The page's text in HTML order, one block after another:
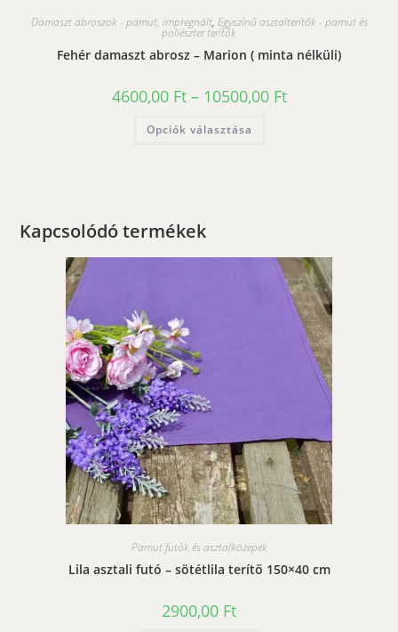
Damaszt abroszok - pamut, impregnált, Egyszínű asztalterítők - pamut és
poliészter terítők
Fehér damaszt abrosz – Marion ( minta nélküli)
4600,00 Ft – 10500,00 FtÁrtartomány:
4600,00 Ft
Opciók választása
ki
Kapcsolódó termékek
Pamut futók és asztalközepek
Lila asztali futó – sötétlila terítő 150×40 cm
2900,00 Ft